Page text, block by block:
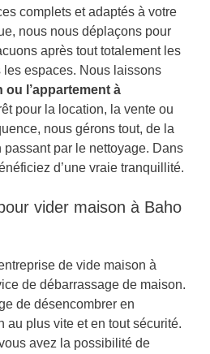
complets et adaptés à votre
nous nous déplaçons pour
après tout totalement les
espaces. Nous laissons
ou l’appartement à
pour la location, la vente ou
nous gérons tout, de la
passant par le nettoyage. Dans
d’une vraie tranquillité.
vider maison à Baho
de vide maison à
de débarrassage de maison.
de désencombrer en
au plus vite et en tout sécurité.
avez la possibilité de